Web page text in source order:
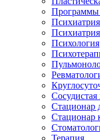
Программы
Психиатрия
Психология
Сосудистая
Стационар
Стационар
Терапия